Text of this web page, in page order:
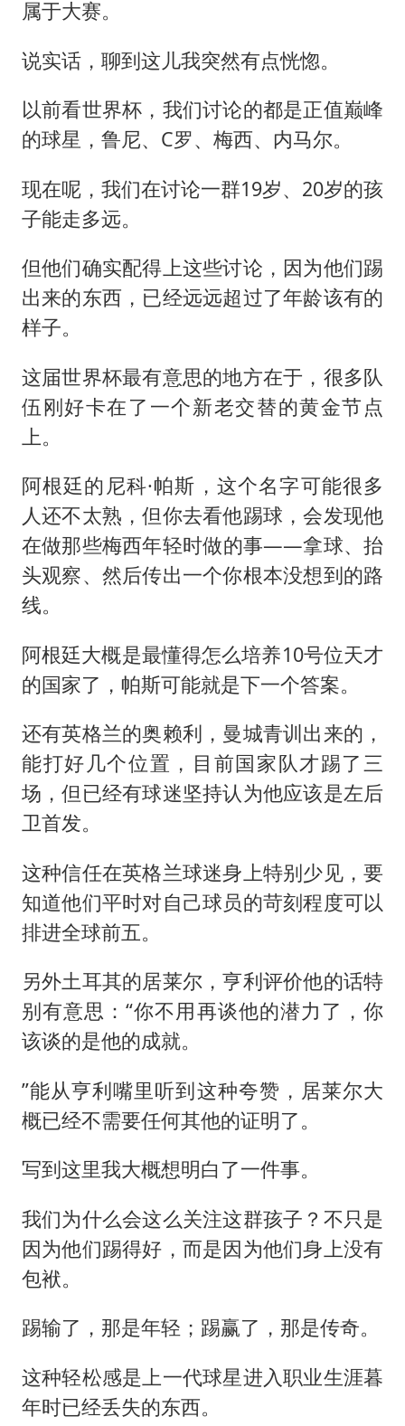
属于大赛。
说实话，聊到这儿我突然有点恍惚。
以前看世界杯，我们讨论的都是正值巅峰
的球星，鲁尼、C罗、梅西、内马尔。
现在呢，我们在讨论一群19岁、20岁的孩
子能走多远。
但他们确实配得上这些讨论，因为他们踢
出来的东西，已经远远超过了年龄该有的
样子。
这届世界杯最有意思的地方在于，很多队
伍刚好卡在了一个新老交替的黄金节点
上。
阿根廷的尼科·帕斯，这个名字可能很多
人还不太熟，但你去看他踢球，会发现他
在做那些梅西年轻时做的事——拿球、抬
头观察、然后传出一个你根本没想到的路
线。
阿根廷大概是最懂得怎么培养10号位天才
的国家了，帕斯可能就是下一个答案。
还有英格兰的奥赖利，曼城青训出来的，
能打好几个位置，目前国家队才踢了三
场，但已经有球迷坚持认为他应该是左后
卫首发。
这种信任在英格兰球迷身上特别少见，要
知道他们平时对自己球员的苛刻程度可以
排进全球前五。
另外土耳其的居莱尔，亨利评价他的话特
别有意思：“你不用再谈他的潜力了，你
该谈的是他的成就。
”能从亨利嘴里听到这种夸赞，居莱尔大
概已经不需要任何其他的证明了。
写到这里我大概想明白了一件事。
我们为什么会这么关注这群孩子？不只是
因为他们踢得好，而是因为他们身上没有
包袱。
踢输了，那是年轻；踢赢了，那是传奇。
这种轻松感是上一代球星进入职业生涯暮
年时已经丢失的东西。